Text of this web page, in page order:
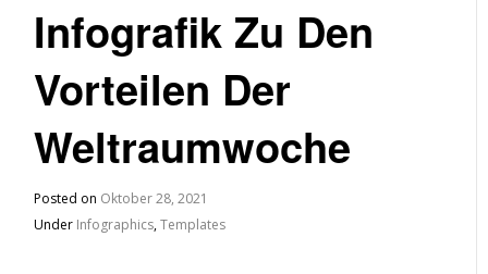
Infografik Zu Den
Vorteilen Der
Weltraumwoche
Posted on Oktober 28, 2021
Under Infographics,Templates